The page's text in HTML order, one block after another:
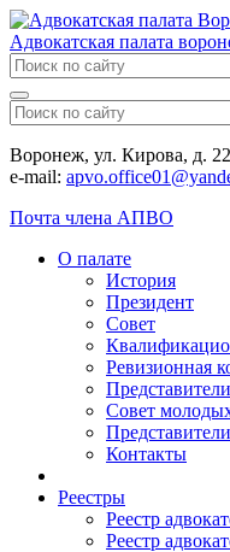
Адвокатская палата
Воронеж, ул. Кирова, д.
e-mail:
Почта члена АПВО
О палате
История
Президент
Совет
Ревизионная
Совет
Контакты
Реестры
Реестр
Реестр